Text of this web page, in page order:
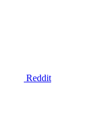
Reddit